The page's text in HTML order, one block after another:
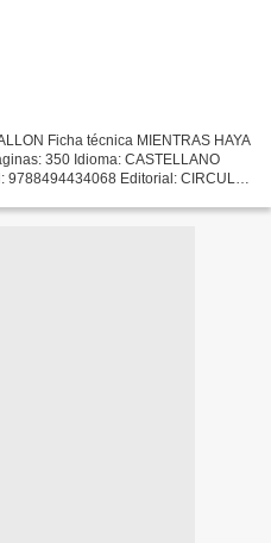
Ficha técnica MIENTRAS HAYA
350 Idioma: CASTELLANO
9788494434068 Editorial: CIRCULO